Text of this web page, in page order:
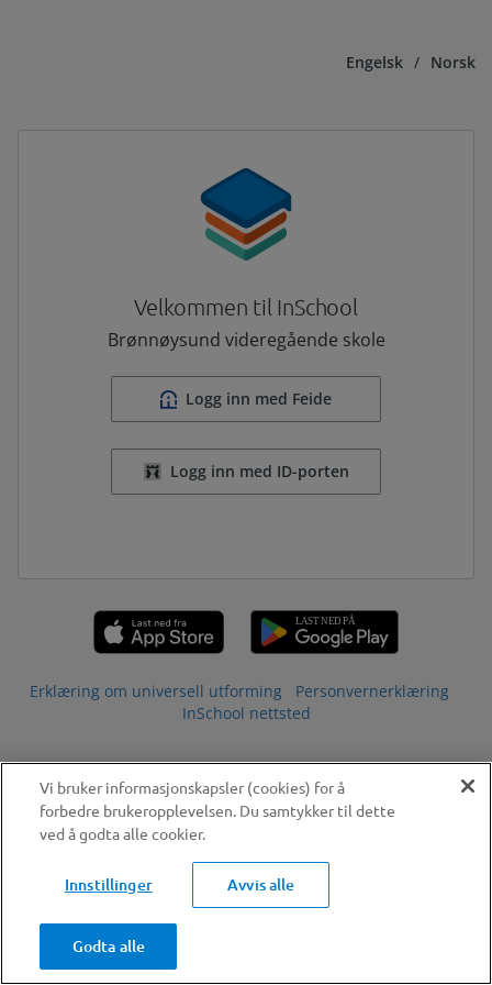
Engelsk / Norsk
Velkommen til InSchool
Brønnøysund videregående skole
Logg inn med Feide
Logg inn med ID-porten
Erklæring om universell utforming
Personvernerklæring
InSchool nettsted
Vi bruker informasjonskapsler (cookies) for å
forbedre brukeropplevelsen. Du samtykker til dette
ved å godta alle cookier.
Innstillinger Avvis alle
Godta alle